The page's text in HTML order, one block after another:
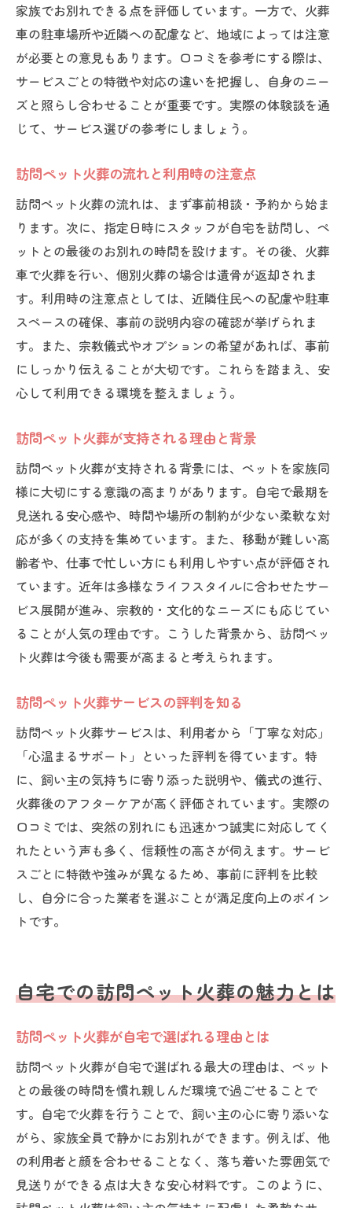
口コミから見た訪問ペット火葬の良し悪し
訪問ペット火葬の評判を比較して検討する
訪問ペット火葬ならではの安心感と課題
訪問ペット火葬の選択時に知っておきたい
点
訪問ペット火葬を依頼する際の基本の流れ
訪問ペット火葬に必要な準備と持ち物解説
訪問ペット火葬の服装やマナーを知る
口コミで語られる訪問ペット火葬の体験談
訪問ペット火葬前に押さえたいポイント
訪問ペット火葬と納骨の選択肢について
訪問ペット火葬で心からの見送りを
訪問ペット火葬で叶える心温まる見送り
訪問ペット火葬で大切なペットに感謝を伝
訪問ペット火葬の口コミから学ぶ心のケア
訪問ペット火葬での分骨や納骨の考え方
訪問ペット火葬とペットの魂の過ごし方
訪問ペット火葬で後悔のない時間を作る
飼い主に寄り添う訪問ペット火葬サービス
訪問ペット火葬が飼い主の心に寄り添う理
由
訪問ペット火葬の利用者口コミの声を紹介
訪問ペット火葬が選ばれる安心サポート体
訪問ペット火葬で実現する理想の別れ方
訪問ペット火葬と飼い主の心の整理の関係
訪問ペット火葬で支えとなるサービス内容
家族でお別れできる点を評価しています。一方で、火葬
車の駐車場所や近隣への配慮など、地域によっては注意
が必要との意見もあります。口コミを参考にする際は、
サービスごとの特徴や対応の違いを把握し、自身のニー
ズと照らし合わせることが重要です。実際の体験談を通
じて、サービス選びの参考にしましょう。
訪問ペット火葬の流れと利用時の注意点
訪問ペット火葬の流れは、まず事前相談・予約から始ま
ります。次に、指定日時にスタッフが自宅を訪問し、ペ
ットとの最後のお別れの時間を設けます。その後、火葬
車で火葬を行い、個別火葬の場合は遺骨が返却されま
す。利用時の注意点としては、近隣住民への配慮や駐車
スペースの確保、事前の説明内容の確認が挙げられま
す。また、宗教儀式やオプションの希望があれば、事前
にしっかり伝えることが大切です。これらを踏まえ、安
心して利用できる環境を整えましょう。
訪問ペット火葬が支持される理由と背景
訪問ペット火葬が支持される背景には、ペットを家族同
様に大切にする意識の高まりがあります。自宅で最期を
見送れる安心感や、時間や場所の制約が少ない柔軟な対
応が多くの支持を集めています。また、移動が難しい高
齢者や、仕事で忙しい方にも利用しやすい点が評価され
ています。近年は多様なライフスタイルに合わせたサー
ビス展開が進み、宗教的・文化的なニーズにも応じてい
ることが人気の理由です。こうした背景から、訪問ペッ
ト火葬は今後も需要が高まると考えられます。
訪問ペット火葬サービスの評判を知る
訪問ペット火葬サービスは、利用者から「丁寧な対応」
「心温まるサポート」といった評判を得ています。特
に、飼い主の気持ちに寄り添った説明や、儀式の進行、
火葬後のアフターケアが高く評価されています。実際の
口コミでは、突然の別れにも迅速かつ誠実に対応してく
れたという声も多く、信頼性の高さが伺えます。サービ
スごとに特徴や強みが異なるため、事前に評判を比較
し、自分に合った業者を選ぶことが満足度向上のポイン
トです。
自宅での訪問ペット火葬の魅力とは
訪問ペット火葬が自宅で選ばれる理由とは
訪問ペット火葬が自宅で選ばれる最大の理由は、ペット
との最後の時間を慣れ親しんだ環境で過ごせることで
す。自宅で火葬を行うことで、飼い主の心に寄り添いな
がら、家族全員で静かにお別れができます。例えば、他
の利用者と顔を合わせることなく、落ち着いた雰囲気で
見送りができる点は大きな安心材料です。このように、